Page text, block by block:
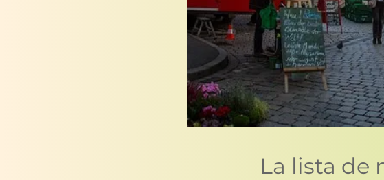
La lista de